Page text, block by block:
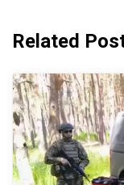
Related